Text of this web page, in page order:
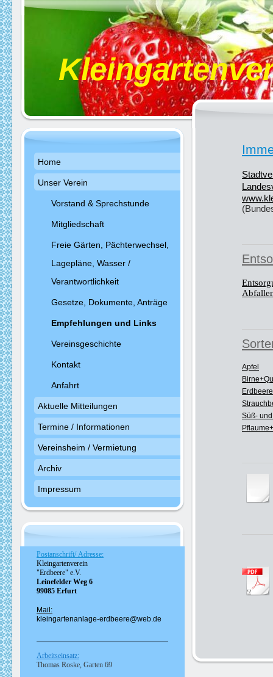
Apfel
Erdbeere
Süß-
Home
Unser Verein
Vorstand & Sprechstunde
Mitgliedschaft
Freie Gärten, Pächterwechsel,
Lagepläne, Wasser /
Verantwortlichkeit
Gesetze, Dokumente, Anträge
Empfehlungen und Links
Vereinsgeschichte
Kontakt
Anfahrt
Aktuelle Mitteilungen
Termine / Informationen
Vereinsheim / Vermietung
Archiv
Impressum
Postanschrift/ Adresse:
Kleingartenverein
"Erdbeere" e.V.
Leinefelder Weg 6
99085 Erfurt
Mail:
kleingartenanlage-erdbeere@web.de
Arbeitseinsatz:
Thomas Roske, Garten 69